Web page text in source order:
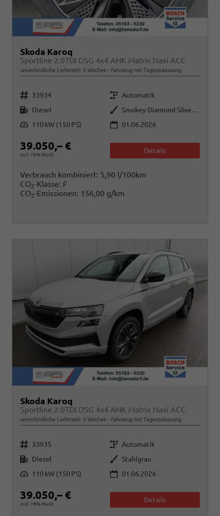
Skoda Karoq
Sportline 2.0TDI DSG 4x4 AHK Matrix Navi ACC
unverbindliche Lieferzeit: 5 Wochen Fahrzeug mit Tageszulassung
Fahrzeugnr. 33934 Getriebe Automatik
Kraftstoff Diesel Außenfarbe
Smokey Diamond Silver Metallic
Leistung
110 kW (150 PS) 01.06.2026
39.050,– €
incl. 19% MwSt.
Details
Verbrauch kombiniert: 5,90 l/100km
CO2-Klasse: F
CO2-Emissionen: 156,00 g/km
Skoda Karoq
Sportline 2.0TDI DSG 4x4 AHK Matrix Navi ACC
unverbindliche Lieferzeit: 5 Wochen Fahrzeug mit Tageszulassung
Fahrzeugnr. 33935 Getriebe Automatik
Kraftstoff Diesel Außenfarbe Stahlgrau
Leistung
110 kW (150 PS) 01.06.2026
39.050,– €
incl. 19% MwSt.
Details